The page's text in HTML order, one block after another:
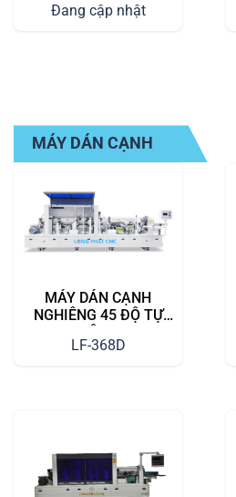
sản xuất gỗ
Đang cập nhật
MÁY DÁN CẠNH
MÁY DÁN CẠNH
NGHIÊNG 45 ĐỘ TỰ
LF-368D